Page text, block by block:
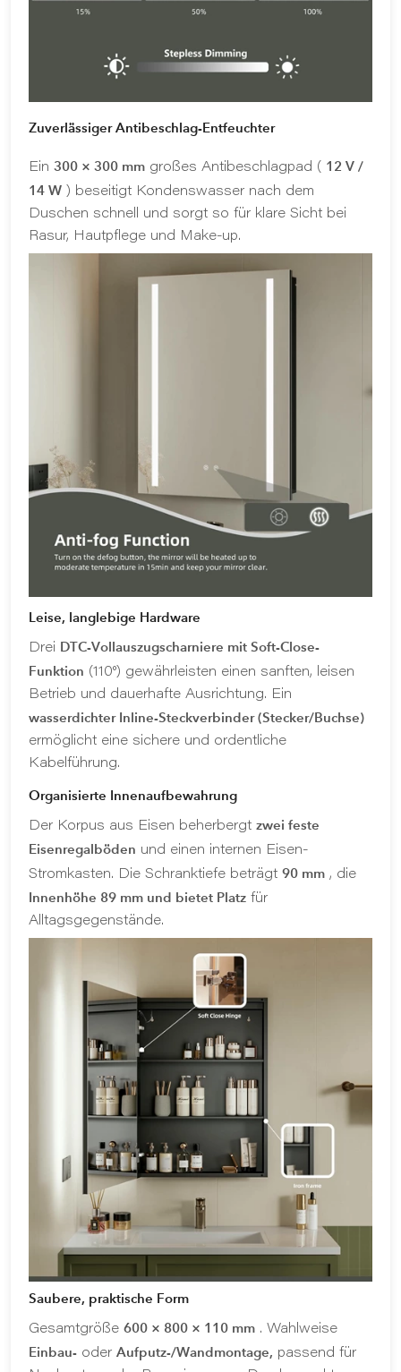
Zuverlässiger Antibeschlag-Entfeuchter
Ein 300 × 300 mm großes Antibeschlagpad ( 12 V /
14 W ) beseitigt Kondenswasser nach dem
Duschen schnell und sorgt so für klare Sicht bei
Rasur, Hautpflege und Make-up.
Leise, langlebige Hardware
Drei DTC-Vollauszugscharniere mit Soft-Close-
Funktion (110°) gewährleisten einen sanften, leisen
Betrieb und dauerhafte Ausrichtung. Ein
wasserdichter Inline-Steckverbinder (Stecker/Buchse)
ermöglicht eine sichere und ordentliche
Kabelführung.
Organisierte Innenaufbewahrung
Der Korpus aus Eisen beherbergt zwei feste
Eisenregalböden und einen internen Eisen-
Stromkasten. Die Schranktiefe beträgt 90 mm , die
Innenhöhe 89 mm und bietet Platz für
Alltagsgegenstände.
Saubere, praktische Form
Gesamtgröße 600 × 800 × 110 mm . Wahlweise
Einbau- oder Aufputz-/Wandmontage, passend für